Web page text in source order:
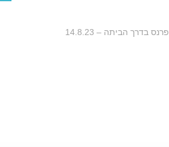
פרנס בדרך הביתה – 14.8.23